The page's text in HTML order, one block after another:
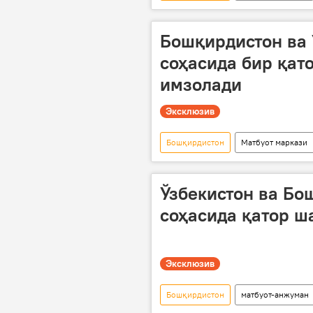
ҳамкорлик
Россия
Бошқирдистон ва
соҳасида бир
имзолади
Эксклюзив
Бошқирдистон Матбуот маркази
Мултимедиа
Ўзбекистон
Иннопром халқаро саноат кўргазмаси
Ўзбекистон ва
соҳасида қатор
Эксклюзив
Бошқирдистон матбуот-анжуман